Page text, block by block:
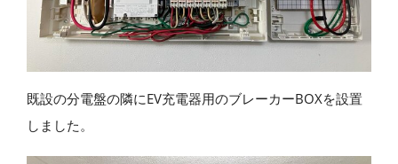
既設の分電盤の隣にEV充電器用のブレーカーBOXを設置
しました。